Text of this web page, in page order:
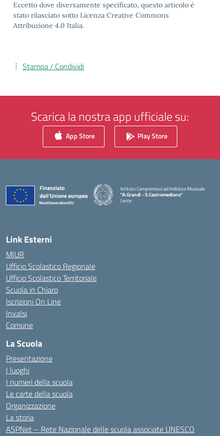
Eccetto dove diversamente specificato, questo articolo è
stato rilasciato sotto Licenza Creative Commons
Attribuzione 4.0 Italia.
Stampa / Condividi
Scarica la nostra app ufficiale su:
App Store Play Store
Istituto Comprensivo ad Indirizzo Musicale
"A.Grandi - S.Castromediano"
Lecce
Link Esterni
MIUR
Ufficio Scolastico Regionale
Ufficio Scolastico Territoriale
Scuola in Chiaro
Iscrizioni On Line
Invalsi
Comune
La Scuola
Presentazione
I luoghi
I numeri della scuola
Le carte della scuola
Organizzazione
La storia
ASPNet – Rete Nazionale delle scuola associate UNESCO